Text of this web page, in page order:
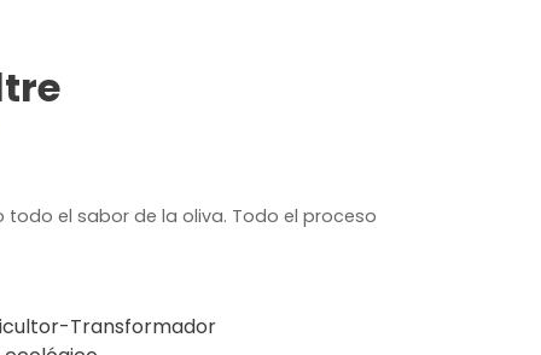
el sabor de la oliva. Todo el proceso
Transformador